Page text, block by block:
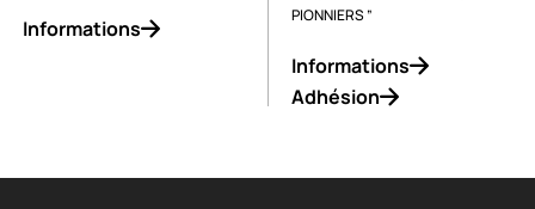
Informations
PIONNIERS ”
Informations
Adhésion